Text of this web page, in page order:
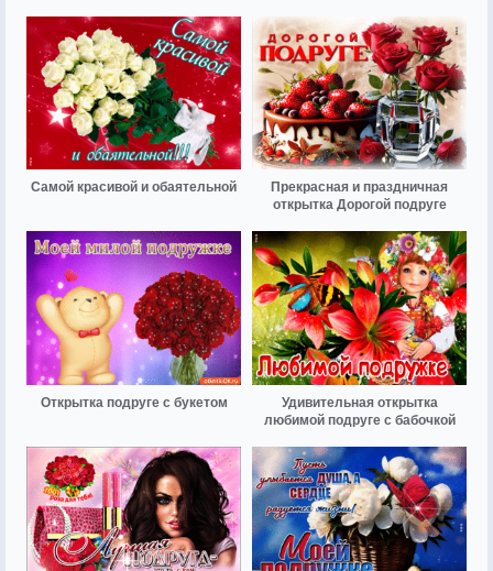
Самой красивой и обаятельной
Прекрасная и праздничная
открытка Дорогой подруге
Открытка подруге с букетом
Удивительная открытка
любимой подруге с бабочкой